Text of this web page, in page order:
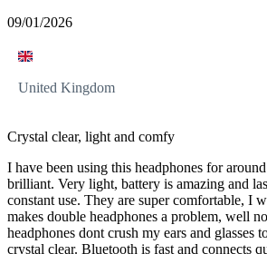
09/01/2026
United Kingdom
Crystal clear, light and comfy
I have been using this headphones for
brilliant. Very light, battery is amazing and
constant use. They are super comfortable, I
makes double headphones a problem, well
headphones dont crush my ears and glasses
crystal clear. Bluetooth is fast and connects